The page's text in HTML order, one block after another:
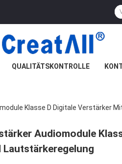
QUALITÄTSKONTROLLE
Klasse D Digitale Verstärker
Audiomodule
Lautstärkeregelung